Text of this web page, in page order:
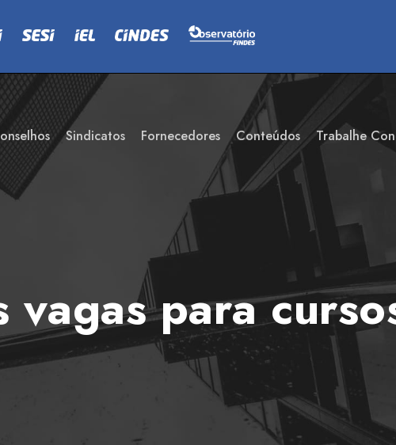
Sindicatos Fornecedores Conteúdos Trabalhe
vagas para